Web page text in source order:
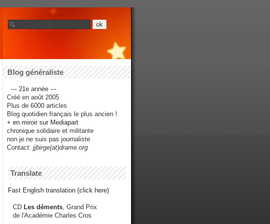
Blog généraliste
--- 21e année ---
Créé en août 2005
Plus de 6000 articles
Blog quotidien français le plus ancien !
+ en miroir sur Mediapart
chronique solidaire et militante
non je ne suis pas journaliste
Contact: jjbirge(at)drame.org
Translate
Fast English translation (click here)
CD Les déments , Grand Prix
de l'Académie Charles Cros